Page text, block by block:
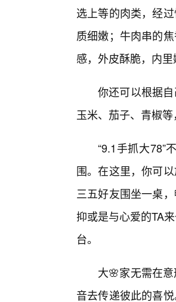
选上等的肉类，经
质细嫩；牛肉串的
感，外皮酥脆，内
你还可以根据
玉米、茄子、青椒
“9.1手抓大78”
围。在这里，你可
三五好友围坐一桌
抑或是与心爱的TA
台。
大🌸家无需在
音去传递彼此的喜